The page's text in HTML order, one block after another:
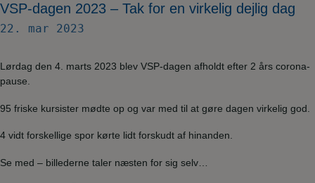
VSP-dagen 2023 – Tak for en virkelig dejlig dag
22. mar 2023
Lørdag den 4. marts 2023 blev VSP-dagen afholdt efter 2 års corona-
pause.
95 friske kursister mødte op og var med til at gøre dagen virkelig god.
4 vidt forskellige spor kørte lidt forskudt af hinanden.
Se med – billederne taler næsten for sig selv…